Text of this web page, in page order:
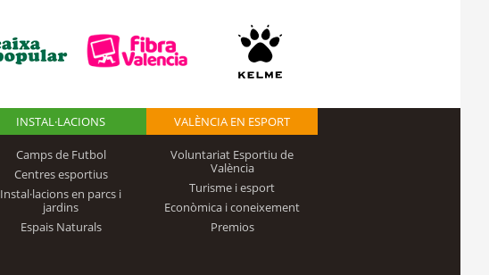
INSTAL·LACIONS
Camps de Futbol
Centres esportius
Instal·lacions en parcs i
jardins
Espais Naturals
VALÈNCIA EN ESPORT
Voluntariat Esportiu de
València
Turisme i esport
Econòmica i coneixement
Premios